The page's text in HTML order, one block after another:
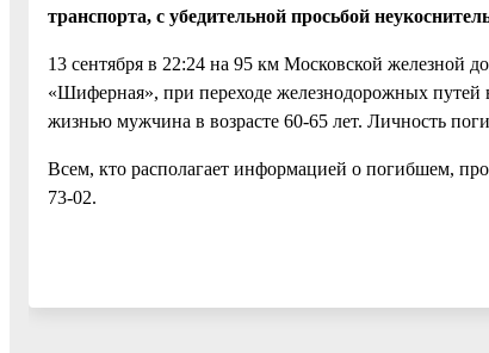
транспорта, с убедительной просьбой
13 сентября в 22:24 на 95 км Московской
«Шиферная», при переходе железнодорожных путей
жизнью мужчина в возрасте 60-65 лет. Личность
Всем, кто располагает информацией о погибшем,
73-02.